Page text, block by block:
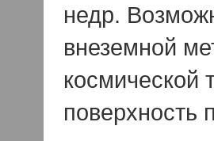
недр.
внеземной
космической
поверхность